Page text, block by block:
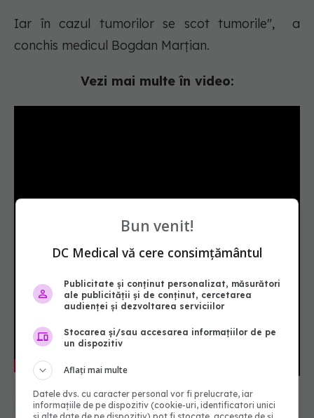
Iar în cazul tumorilor se scot tumorile", a
conchis medicul Bogdan Marțian.
Vezi mai multe în video:
sanatate arsuri reflux gastro-esofagian boala de reflux
Bun venit!
DC Medical vă cere consimțământul
Publicitate și conținut personalizat, măsurători
ale publicității și de conținut, cercetarea
audienței și dezvoltarea serviciilor
Stocarea și/sau accesarea informațiilor de pe
un dispozitiv
Aflați mai multe
Datele dvs. cu caracter personal vor fi prelucrate, iar
informațiile de pe dispozitiv (cookie-uri, identificatori unici